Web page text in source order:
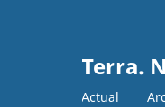
Terra.
Actual